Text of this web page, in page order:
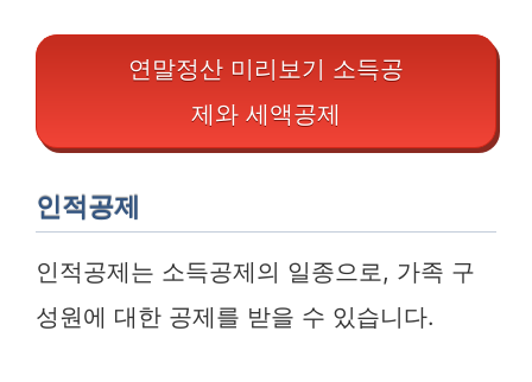
연말정산 미리보기 소득공
제와 세액공제
인적공제
인적공제는 소득공제의 일종으로, 가족 구
성원에 대한 공제를 받을 수 있습니다.